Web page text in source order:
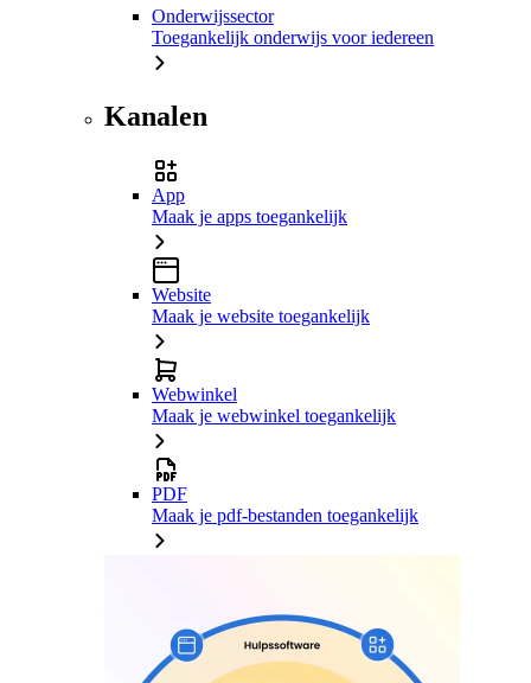
Onderwijssector
Toegankelijk onderwijs voor iedereen
Kanalen
App
Maak je apps toegankelijk
Website
Maak je website toegankelijk
Webwinkel
Maak je webwinkel toegankelijk
PDF
Maak je pdf-bestanden toegankelijk